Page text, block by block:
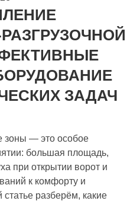
ЗАДАЧ
зоны — это особое
большая площадь,
при открытии ворот и
к комфорту и
статье разберём, какие